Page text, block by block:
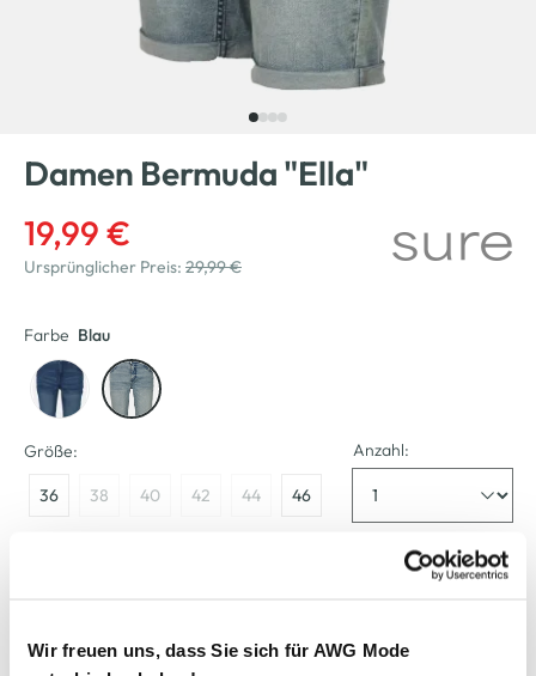
Wir freuen uns, dass Sie sich für AWG Mode
Damen Bermuda "Ella"
19,99 €
Ursprünglicher Preis: 29,99 €
Farbe Blau
Größe:
36 38 40 42 44 46
Anzahl: